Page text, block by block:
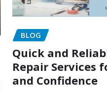
BLOG
Quick and
Repair Services
and Confidence